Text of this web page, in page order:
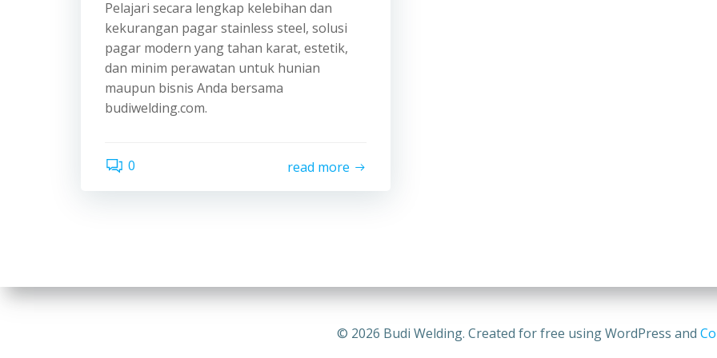
Pelajari secara lengkap kelebihan dan
kekurangan pagar stainless steel, solusi
pagar modern yang tahan karat, estetik,
dan minim perawatan untuk hunian
maupun bisnis Anda bersama
budiwelding.com.
0 read more
© 2026 Budi Welding. Created for free using WordPress and